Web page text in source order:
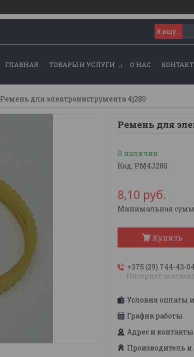
ГЛАВНАЯ ТОВАРЫ И УСЛУГИ О НАС
Ремень для электроинструмента 4j280
Ремень для
В наличии
Код: PM4J280
8,10 руб.
Минимальная сумма
Купить
+375 (29) 744-43-04
Интернет-
Условия оплаты
График работы
Адрес и контакты
Производитель и